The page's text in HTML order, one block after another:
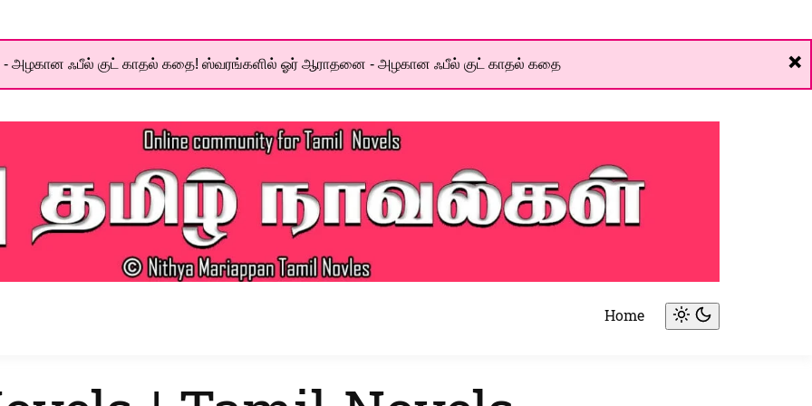
❌
அழகான ஃபீல் குட் காதல் கதை! ஸ்வரங்களில் ஓர் ஆராதனை - அழகான ஃபீல் குட் காதல் கதை
Home
Light